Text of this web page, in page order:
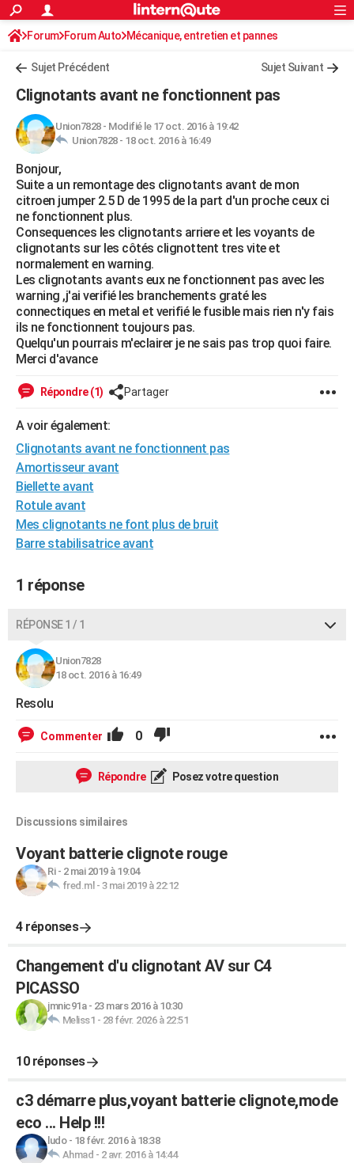
ACTUALITÉS
Politique
Société
Faits Divers
Education
Monde
Villes
+
FINANCE
Retraite
Impôts
Epargne
Immobilier
Risques naturels par ville
Banque
Assurance
Crédit
AUTO
Essais
Réserver un essai
Citadines
Berlines
SUV
Forum auto
+HIGH-TECH
Mobiles
Meilleur smartphone
Internet
Ordinateurs
Jeux vidéo
Guide high-tech
+BRICOLAGE
Forum
Aménagement intérieur
Extérieur
Cuisine
Salle de bains
Jardinage
Rangement
WEEK-END
Guides de France
Escapades
Patrimoine
Expositions
Musées
Week-end nature
+LIFESTYLE
Art de vivre
Modes de vie
SANTE
Alimentation
Guide de la santé
Maladies
Médicaments
Sommeil
VOYAGE
CARTE DE VOEUX
Carte de Noël
Carte Bonne année
Carte Saint-Valentin
Carte Pâques
Carte d'anniversaire
DICTIONNAIRE
Dictionnaire
Biographies
Citations
Expressions
Proverbes
PROGRAMME TV
S'inscrire
Se connecter
Lycées
Collèges
Primaires
Universités
Entreprises
Service militaire
Avis de recherche
FORUM
Bricolage
Lifestyle
Culture
Sport
Auto
Television
Voyage
Cinema
Rechercher
S'inscrire
Connexion
Forum Forum Auto Mécanique, entretien et pannes
Sujet Précédent Sujet Suivant
Clignotants avant ne fonctionnent pas
Union7828- Modifié le 17 oct. 2016 à 19:42
Union7828 - 18 oct. 2016 à 16:49
Bonjour,
Suite a un remontage des clignotants avant de mon
citroen jumper 2.5 D de 1995 de la part d'un proche ceux ci
ne fonctionnent plus.
Consequences les clignotants arriere et les voyants de
clignotants sur les côtés clignottent tres vite et
normalement en warning.
Les clignotants avants eux ne fonctionnent pas avec les
warning ,j'ai verifié les branchements graté les
connectiques en metal et verifié le fusible mais rien n'y fais
ils ne fonctionnent toujours pas.
Quelqu'un pourrais m'eclairer je ne sais pas trop quoi faire.
Merci d'avance
Répondre (1) Partager
A voir également:
Clignotants avant ne fonctionnent pas
Amortisseur avant
Biellette avant
Rotule avant
Mes clignotants ne font plus de bruit
Barre stabilisatrice avant
1 réponse
RÉPONSE 1 / 1
Union7828
18 oct. 2016 à 16:49
Resolu
Commenter 0
Répondre Posez votre question
Discussions similaires
Voyant batterie clignote rouge
Ri- 2 mai 2019 à 19:04
fred.ml - 3 mai 2019 à 22:12
4 réponses
Changement d'u clignotant AV sur C4
PICASSO
jmnic91a- 23 mars 2016 à 10:30
Meliss1 - 28 févr. 2026 à 22:51
10 réponses
c3 démarre plus,voyant batterie clignote,mode
eco ... Help !!!
ludo- 18 févr. 2016 à 18:38
Ahmad - 2 avr. 2016 à 14:44